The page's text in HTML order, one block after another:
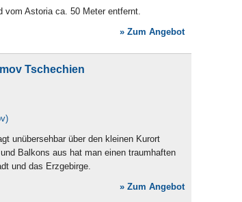
vom Astoria ca. 50 Meter entfernt.
» Zum Angebot
Tschechien
unübersehbar über den kleinen Kurort
Balkons aus hat man einen traumhaften
und das Erzgebirge.
» Zum Angebot